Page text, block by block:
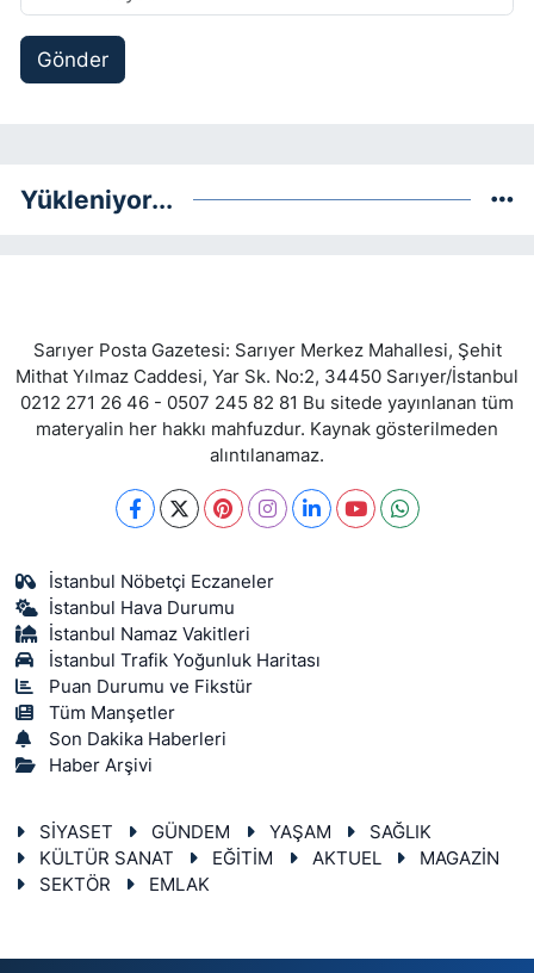
Gönder
Yükleniyor...
Sarıyer Posta Gazetesi: Sarıyer Merkez Mahallesi, Şehit
Mithat Yılmaz Caddesi, Yar Sk. No:2, 34450 Sarıyer/İstanbul
0212 271 26 46 - 0507 245 82 81 Bu sitede yayınlanan tüm
materyalin her hakkı mahfuzdur. Kaynak gösterilmeden
alıntılanamaz.
İstanbul Nöbetçi Eczaneler
İstanbul Hava Durumu
İstanbul Namaz Vakitleri
İstanbul Trafik Yoğunluk Haritası
Puan Durumu ve Fikstür
Tüm Manşetler
Son Dakika Haberleri
Haber Arşivi
SİYASET GÜNDEM YAŞAM
SAĞLIK
KÜLTÜR SANAT
EĞİTİM AKTUEL
MAGAZİN
SEKTÖR
EMLAK